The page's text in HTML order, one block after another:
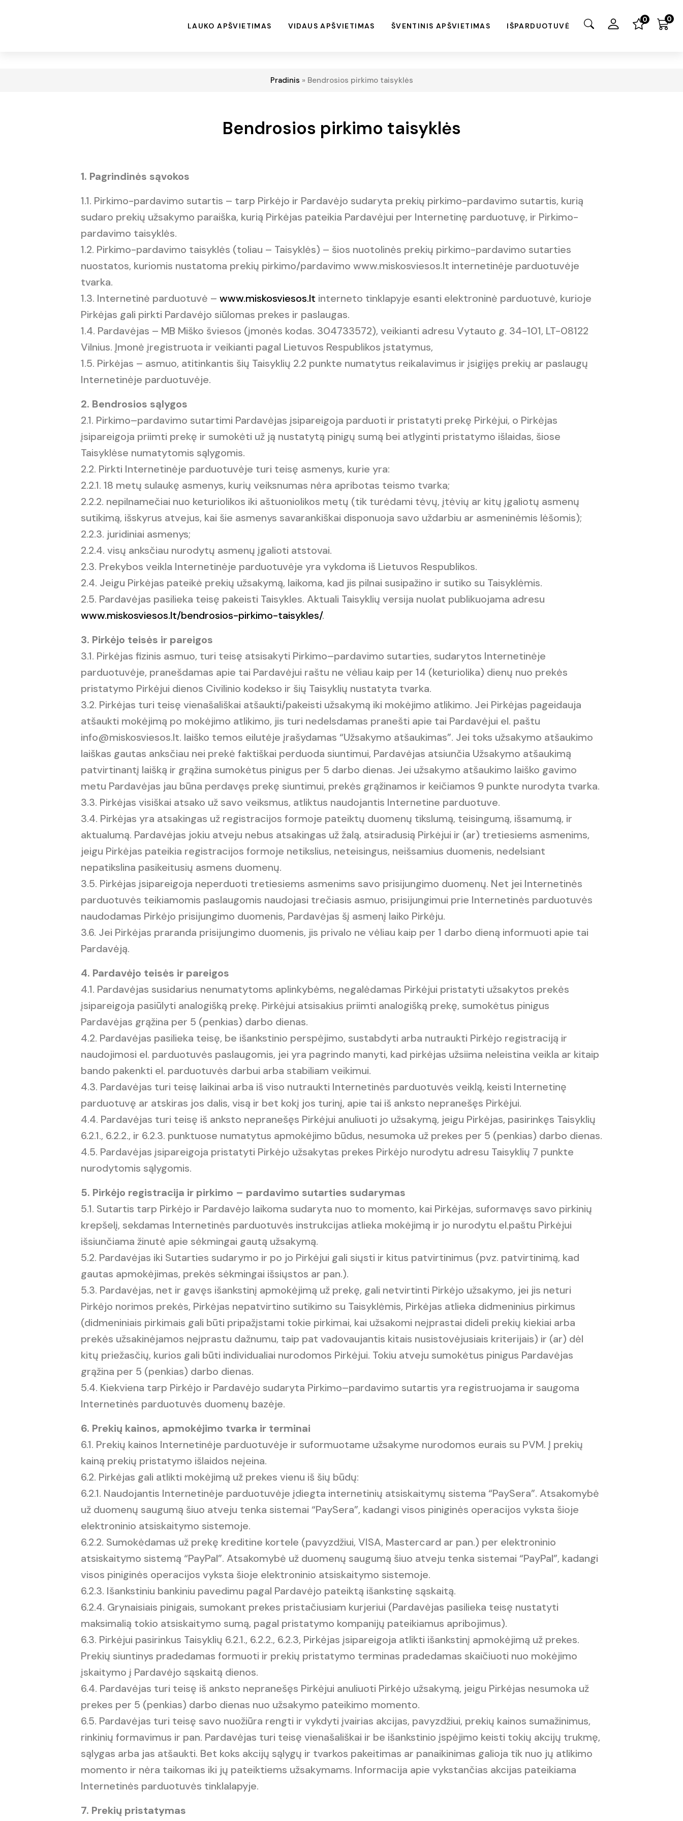
0 0
LAUKO APŠVIETIMAS VIDAUS APŠVIETIMAS ŠVENTINIS APŠVIETIMAS IŠPARDUOTUVĖ
Pradinis » Bendrosios pirkimo taisyklės
Bendrosios pirkimo taisyklės
1. Pagrindinės sąvokos
1.1. Pirkimo-pardavimo sutartis – tarp Pirkėjo ir Pardavėjo sudaryta prekių pirkimo-pardavimo sutartis, kurią
sudaro prekių užsakymo paraiška, kurią Pirkėjas pateikia Pardavėjui per Internetinę parduotuvę, ir Pirkimo-
pardavimo taisyklės.
1.2. Pirkimo-pardavimo taisyklės (toliau – Taisyklės) – šios nuotolinės prekių pirkimo-pardavimo sutarties
nuostatos, kuriomis nustatoma prekių pirkimo/pardavimo www.miskosviesos.lt internetinėje parduotuvėje
tvarka.
1.3. Internetinė parduotuvė – www.miskosviesos.lt interneto tinklapyje esanti elektroninė parduotuvė, kurioje
Pirkėjas gali pirkti Pardavėjo siūlomas prekes ir paslaugas.
1.4. Pardavėjas – MB Miško šviesos (įmonės kodas. 304733572), veikianti adresu Vytauto g. 34-101, LT-08122
Vilnius. Įmonė įregistruota ir veikianti pagal Lietuvos Respublikos įstatymus,
1.5. Pirkėjas – asmuo, atitinkantis šių Taisyklių 2.2 punkte numatytus reikalavimus ir įsigijęs prekių ar paslaugų
Internetinėje parduotuvėje.
2. Bendrosios sąlygos
2.1. Pirkimo–pardavimo sutartimi Pardavėjas įsipareigoja parduoti ir pristatyti prekę Pirkėjui, o Pirkėjas
įsipareigoja priimti prekę ir sumokėti už ją nustatytą pinigų sumą bei atlyginti pristatymo išlaidas, šiose
Taisyklėse numatytomis sąlygomis.
2.2. Pirkti Internetinėje parduotuvėje turi teisę asmenys, kurie yra:
2.2.1. 18 metų sulaukę asmenys, kurių veiksnumas nėra apribotas teismo tvarka;
2.2.2. nepilnamečiai nuo keturiolikos iki aštuoniolikos metų (tik turėdami tėvų, įtėvių ar kitų įgaliotų asmenų
sutikimą, išskyrus atvejus, kai šie asmenys savarankiškai disponuoja savo uždarbiu ar asmeninėmis lėšomis);
2.2.3. juridiniai asmenys;
2.2.4. visų anksčiau nurodytų asmenų įgalioti atstovai.
2.3. Prekybos veikla Internetinėje parduotuvėje yra vykdoma iš Lietuvos Respublikos.
2.4. Jeigu Pirkėjas pateikė prekių užsakymą, laikoma, kad jis pilnai susipažino ir sutiko su Taisyklėmis.
2.5. Pardavėjas pasilieka teisę pakeisti Taisykles. Aktuali Taisyklių versija nuolat publikuojama adresu
www.miskosviesos.lt/bendrosios-pirkimo-taisykles/.
3. Pirkėjo teisės ir pareigos
3.1. Pirkėjas fizinis asmuo, turi teisę atsisakyti Pirkimo–pardavimo sutarties, sudarytos Internetinėje
parduotuvėje, pranešdamas apie tai Pardavėjui raštu ne vėliau kaip per 14 (keturiolika) dienų nuo prekės
pristatymo Pirkėjui dienos Civilinio kodekso ir šių Taisyklių nustatyta tvarka.
3.2. Pirkėjas turi teisę vienašališkai atšaukti/pakeisti užsakymą iki mokėjimo atlikimo. Jei Pirkėjas pageidauja
atšaukti mokėjimą po mokėjimo atlikimo, jis turi nedelsdamas pranešti apie tai Pardavėjui el. paštu
info@miskosviesos.lt. laiško temos eilutėje įrašydamas “Užsakymo atšaukimas”. Jei toks užsakymo atšaukimo
laiškas gautas anksčiau nei prekė faktiškai perduoda siuntimui, Pardavėjas atsiunčia Užsakymo atšaukimą
patvirtinantį laišką ir grąžina sumokėtus pinigus per 5 darbo dienas. Jei užsakymo atšaukimo laiško gavimo
metu Pardavėjas jau būna perdavęs prekę siuntimui, prekės grąžinamos ir keičiamos 9 punkte nurodyta tvarka.
3.3. Pirkėjas visiškai atsako už savo veiksmus, atliktus naudojantis Internetine parduotuve.
3.4. Pirkėjas yra atsakingas už registracijos formoje pateiktų duomenų tikslumą, teisingumą, išsamumą, ir
aktualumą. Pardavėjas jokiu atveju nebus atsakingas už žalą, atsiradusią Pirkėjui ir (ar) tretiesiems asmenims,
jeigu Pirkėjas pateikia registracijos formoje netikslius, neteisingus, neišsamius duomenis, nedelsiant
nepatikslina pasikeitusių asmens duomenų.
3.5. Pirkėjas įsipareigoja neperduoti tretiesiems asmenims savo prisijungimo duomenų. Net jei Internetinės
parduotuvės teikiamomis paslaugomis naudojasi trečiasis asmuo, prisijungimui prie Internetinės parduotuvės
naudodamas Pirkėjo prisijungimo duomenis, Pardavėjas šį asmenį laiko Pirkėju.
3.6. Jei Pirkėjas praranda prisijungimo duomenis, jis privalo ne vėliau kaip per 1 darbo dieną informuoti apie tai
Pardavėją.
4. Pardavėjo teisės ir pareigos
4.1. Pardavėjas susidarius nenumatytoms aplinkybėms, negalėdamas Pirkėjui pristatyti užsakytos prekės
įsipareigoja pasiūlyti analogišką prekę. Pirkėjui atsisakius priimti analogišką prekę, sumokėtus pinigus
Pardavėjas grąžina per 5 (penkias) darbo dienas.
4.2. Pardavėjas pasilieka teisę, be išankstinio perspėjimo, sustabdyti arba nutraukti Pirkėjo registraciją ir
naudojimosi el. parduotuvės paslaugomis, jei yra pagrindo manyti, kad pirkėjas užsiima neleistina veikla ar kitaip
bando pakenkti el. parduotuvės darbui arba stabiliam veikimui.
4.3. Pardavėjas turi teisę laikinai arba iš viso nutraukti Internetinės parduotuvės veiklą, keisti Internetinę
parduotuvę ar atskiras jos dalis, visą ir bet kokį jos turinį, apie tai iš anksto nepranešęs Pirkėjui.
4.4. Pardavėjas turi teisę iš anksto nepranešęs Pirkėjui anuliuoti jo užsakymą, jeigu Pirkėjas, pasirinkęs Taisyklių
6.2.1., 6.2.2., ir 6.2.3. punktuose numatytus apmokėjimo būdus, nesumoka už prekes per 5 (penkias) darbo dienas.
4.5. Pardavėjas įsipareigoja pristatyti Pirkėjo užsakytas prekes Pirkėjo nurodytu adresu Taisyklių 7 punkte
nurodytomis sąlygomis.
5. Pirkėjo registracija ir pirkimo – pardavimo sutarties sudarymas
5.1. Sutartis tarp Pirkėjo ir Pardavėjo laikoma sudaryta nuo to momento, kai Pirkėjas, suformavęs savo pirkinių
krepšelį, sekdamas Internetinės parduotuvės instrukcijas atlieka mokėjimą ir jo nurodytu el.paštu Pirkėjui
išsiunčiama žinutė apie sėkmingai gautą užsakymą.
5.2. Pardavėjas iki Sutarties sudarymo ir po jo Pirkėjui gali siųsti ir kitus patvirtinimus (pvz. patvirtinimą, kad
gautas apmokėjimas, prekės sėkmingai išsiųstos ar pan.).
5.3. Pardavėjas, net ir gavęs išankstinį apmokėjimą už prekę, gali netvirtinti Pirkėjo užsakymo, jei jis neturi
Pirkėjo norimos prekės, Pirkėjas nepatvirtino sutikimo su Taisyklėmis, Pirkėjas atlieka didmeninius pirkimus
(didmeniniais pirkimais gali būti pripažįstami tokie pirkimai, kai užsakomi neįprastai dideli prekių kiekiai arba
prekės užsakinėjamos neįprastu dažnumu, taip pat vadovaujantis kitais nusistovėjusiais kriterijais) ir (ar) dėl
kitų priežasčių, kurios gali būti individualiai nurodomos Pirkėjui. Tokiu atveju sumokėtus pinigus Pardavėjas
grąžina per 5 (penkias) darbo dienas.
5.4. Kiekviena tarp Pirkėjo ir Pardavėjo sudaryta Pirkimo–pardavimo sutartis yra registruojama ir saugoma
Internetinės parduotuvės duomenų bazėje.
6. Prekių kainos, apmokėjimo tvarka ir terminai
6.1. Prekių kainos Internetinėje parduotuvėje ir suformuotame užsakyme nurodomos eurais su PVM. Į prekių
kainą prekių pristatymo išlaidos neįeina.
6.2. Pirkėjas gali atlikti mokėjimą už prekes vienu iš šių būdų:
6.2.1. Naudojantis Internetinėje parduotuvėje įdiegta internetinių atsiskaitymų sistema “PaySera”. Atsakomybė
už duomenų saugumą šiuo atveju tenka sistemai “PaySera”, kadangi visos piniginės operacijos vyksta šioje
elektroninio atsiskaitymo sistemoje.
6.2.2. Sumokėdamas už prekę kreditine kortele (pavyzdžiui, VISA, Mastercard ar pan.) per elektroninio
atsiskaitymo sistemą “PayPal”. Atsakomybė už duomenų saugumą šiuo atveju tenka sistemai “PayPal”, kadangi
visos piniginės operacijos vyksta šioje elektroninio atsiskaitymo sistemoje.
6.2.3. Išankstiniu bankiniu pavedimu pagal Pardavėjo pateiktą išankstinę sąskaitą.
6.2.4. Grynaisiais pinigais, sumokant prekes pristačiusiam kurjeriui (Pardavėjas pasilieka teisę nustatyti
maksimalią tokio atsiskaitymo sumą, pagal pristatymo kompanijų pateikiamus apribojimus).
6.3. Pirkėjui pasirinkus Taisyklių 6.2.1., 6.2.2., 6.2.3, Pirkėjas įsipareigoja atlikti išankstinį apmokėjimą už prekes.
Prekių siuntinys pradedamas formuoti ir prekių pristatymo terminas pradedamas skaičiuoti nuo mokėjimo
įskaitymo į Pardavėjo sąskaitą dienos.
6.4. Pardavėjas turi teisę iš anksto nepranešęs Pirkėjui anuliuoti Pirkėjo užsakymą, jeigu Pirkėjas nesumoka už
prekes per 5 (penkias) darbo dienas nuo užsakymo pateikimo momento.
6.5. Pardavėjas turi teisę savo nuožiūra rengti ir vykdyti įvairias akcijas, pavyzdžiui, prekių kainos sumažinimus,
rinkinių formavimus ir pan. Pardavėjas turi teisę vienašališkai ir be išankstinio įspėjimo keisti tokių akcijų trukmę,
sąlygas arba jas atšaukti. Bet koks akcijų sąlygų ir tvarkos pakeitimas ar panaikinimas galioja tik nuo jų atlikimo
momento ir nėra taikomas iki jų pateiktiems užsakymams. Informacija apie vykstančias akcijas pateikiama
Internetinės parduotuvės tinklalapyje.
7. Prekių pristatymas